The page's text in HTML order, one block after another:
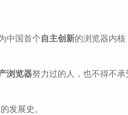
中国首个自主创新的浏览器内
浏览器努力过的人，也不得不
发展史。